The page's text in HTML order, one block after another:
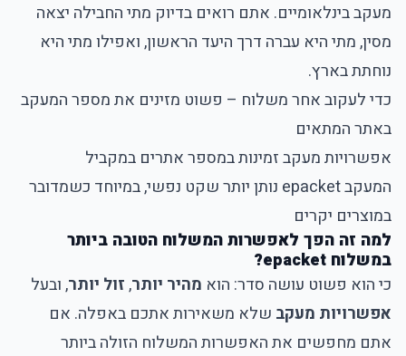
מעקב בינלאומיים. אתם רואים בדיוק מתי החבילה יצאה
מסין, מתי היא עברה דרך היעד הראשון, ואפילו מתי היא
נוחתת בארץ.
כדי לעקוב אחר משלוח – פשוט מזינים את מספר המעקב
באתר המתאים
אפשרויות מעקב זמינות במספר אתרים במקביל
המעקב epacket נותן יותר שקט נפשי, במיוחד כשמדובר
במוצרים יקרים
למה זה הפך לאפשרות המשלוח הטובה ביותר
במשלוח epacket?
כי הוא פשוט עושה סדר: הוא מהיר יותר,זול יותר, ובעל
אפשרויות מעקב שלא משאירות אתכם באפלה. אם
אתם מחפשים את האפשרות המשלוח הזולה ביותר